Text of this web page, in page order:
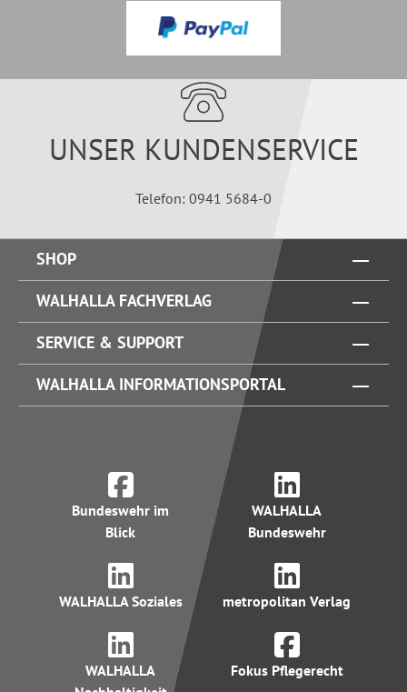
UNSER KUNDENSERVICE
Telefon: 0941 5684-0
SHOP
WALHALLA FACHVERLAG
SERVICE & SUPPORT
WALHALLA INFORMATIONSPORTAL
Bundeswehr im
Blick
WALHALLA
Bundeswehr
WALHALLA Soziales metropolitan Verlag
WALHALLA
Fokus Pflegerecht